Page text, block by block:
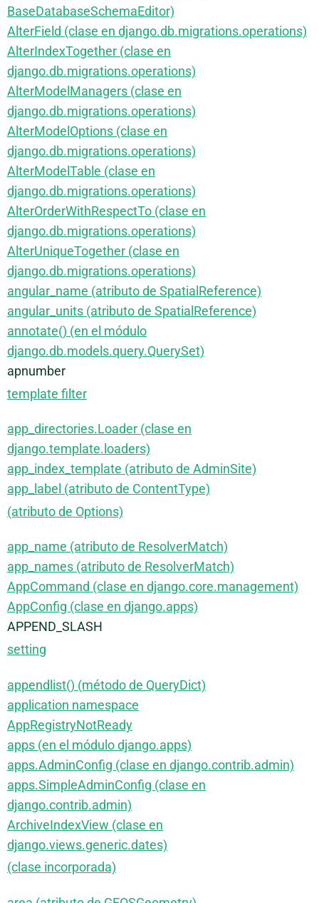
BaseDatabaseSchemaEditor)
AlterField (clase en django.db.migrations.operations)
AlterIndexTogether (clase en
django.db.migrations.operations)
AlterModelManagers (clase en
django.db.migrations.operations)
AlterModelOptions (clase en
django.db.migrations.operations)
AlterModelTable (clase en
django.db.migrations.operations)
AlterOrderWithRespectTo (clase en
django.db.migrations.operations)
AlterUniqueTogether (clase en
django.db.migrations.operations)
angular_name (atributo de SpatialReference)
angular_units (atributo de SpatialReference)
annotate() (en el módulo
django.db.models.query.QuerySet)
apnumber
template filter
app_directories.Loader (clase en
django.template.loaders)
app_index_template (atributo de AdminSite)
app_label (atributo de ContentType)
(atributo de Options)
app_name (atributo de ResolverMatch)
app_names (atributo de ResolverMatch)
AppCommand (clase en django.core.management)
AppConfig (clase en django.apps)
APPEND_SLASH
setting
appendlist() (método de QueryDict)
application namespace
AppRegistryNotReady
apps (en el módulo django.apps)
apps.AdminConfig (clase en django.contrib.admin)
apps.SimpleAdminConfig (clase en
django.contrib.admin)
ArchiveIndexView (clase en
django.views.generic.dates)
(clase incorporada)